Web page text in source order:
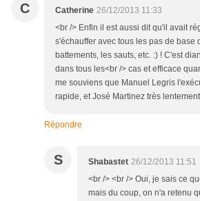
C Catherine 26/12/2013 11:33
<br /> Enfin il est aussi dit qu'il avait
s'échauffer avec tous les pas de base
battements, les sauts, etc. :) ! C'est
dans tous les<br /> cas et efficace
me souviens que Manuel Legris
rapide, et José Martinez très
Répondre
S Shabastet 26/12/2013 11:51
<br /> <br /> Oui, je sais ce
mais du coup, on n'a retenu